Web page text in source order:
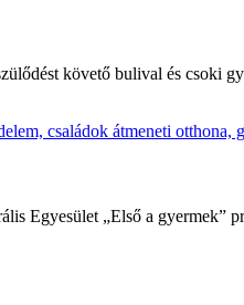
követő bulival és csoki
Egyesület „Első a